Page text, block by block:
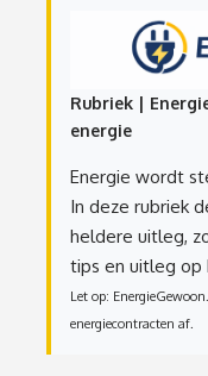
Rubriek |
energie
Energie wordt
In deze rubriek
heldere uitleg,
tips en uitleg op
Let op:
energiecontracten af.